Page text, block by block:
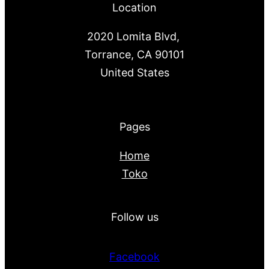
Location
2020 Lomita Blvd,
Torrance, CA 90101
United States
Pages
Home
Toko
Follow us
Facebook